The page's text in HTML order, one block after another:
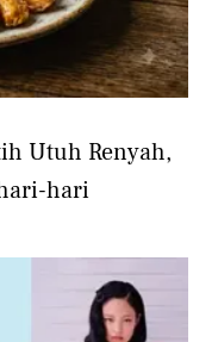
Utuh Renyah,
hari